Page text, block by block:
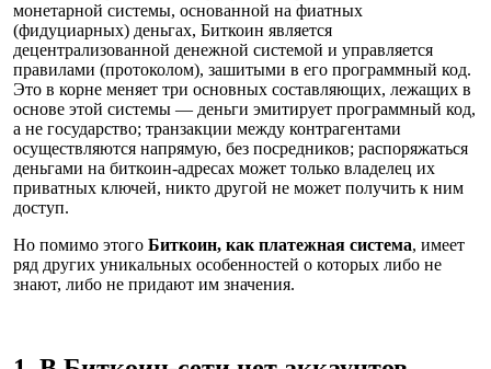
монетарной системы, основанной на фиатных
(фидуциарных) деньгах, Биткоин является
децентрализованной денежной системой и управляется
правилами (протоколом), зашитыми в его программный код.
Это в корне меняет три основных составляющих, лежащих в
основе этой системы — деньги эмитирует программный код,
а не государство; транзакции между контрагентами
осуществляются напрямую, без посредников; распоряжаться
деньгами на биткоин-адресах может только владелец их
приватных ключей, никто другой не может получить к ним
доступ.
Но помимо этогоБиткоин, как платежная система, имеет
ряд других уникальных особенностей о которых либо не
знают, либо не придают им значения.